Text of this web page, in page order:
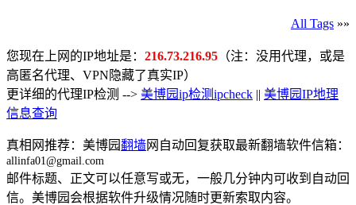
All Tags »»
您现在上网的IP地址是： 216.73.216.95 （注：没用代理，或是
高匿名代理、VPN隐藏了真实IP）
更详细的代理IP检测 --> 美博园ip检测ipcheck || 美博园IP地理
信息查询
真相网推荐：美博园翻墙网自动回复获取最新翻墙软件信箱：
allinfa01@gmail.com
邮件标题、正文可以任意写或无，一般几分钟内可收到自动回
信。美博园会根据软件升级情况随时更新索取内容。